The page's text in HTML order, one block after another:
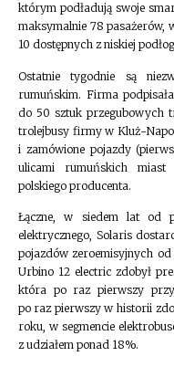
którym podładują swoje
maksymalnie 78 pasażerów,
10 dostępnych z niskiej
Ostatnie tygodnie są
rumuńskim. Firma
do 50 sztuk przegubowych
trolejbusy firmy w Kluż-
i zamówione pojazdy
ulicami rumuńskich
polskiego producenta.
Łączne, w siedem lat od
elektrycznego, Solaris
pojazdów zeroemisyjnych
Urbino 12 electric zdobył
która po raz pierwszy
po raz pierwszy w historii
roku, w segmencie
z udziałem ponad 18%.